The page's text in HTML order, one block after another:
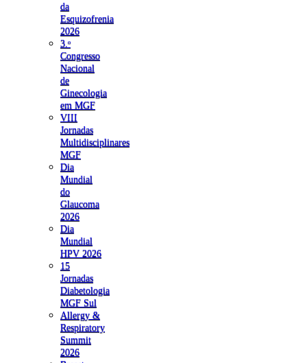
da
Esquizofrenia
2026
3.ᵒ
Congresso
Nacional
de
Ginecologia
em MGF
VIII
Jornadas
Multidisciplinares
MGF
Dia
Mundial
do
Glaucoma
2026
Dia
Mundial
HPV 2026
15
Jornadas
Diabetologia
MGF Sul
Allergy &
Respiratory
Summit
2026